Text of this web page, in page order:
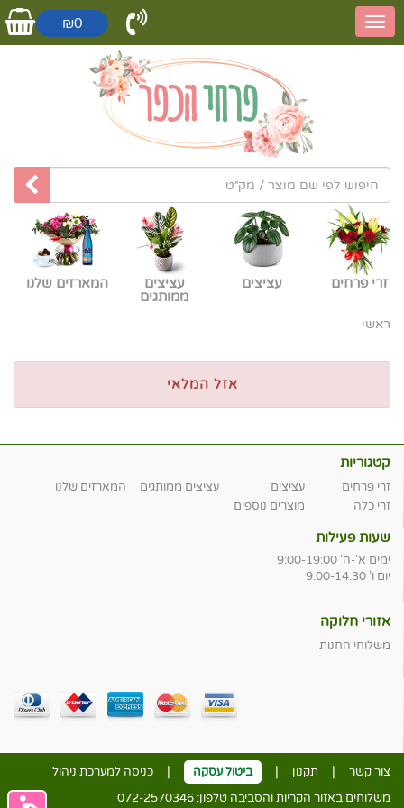
₪0
זרי פרחים עציצים
עציצים
ממותגים
המארזים שלנו
ראשי
אזל המלאי
קטגוריות
זרי פרחים עציצים עציצים ממותגים
המארזים שלנו
זרי כלה
מוצרים נוספים
שעות פעילות
ימים א'-ה' 9:00-19:00
יום ו' 9:00-14:30
אזורי חלוקה
משלוחי החנות
צור קשר | תקנון | ביטול עסקה |
כניסה למערכת ניהול
משלוחים באזור הקריות והסביבה טלפון: 072-2570346